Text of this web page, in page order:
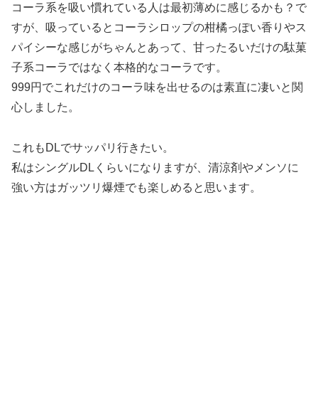
コーラ系を吸い慣れている人は最初薄めに感じるかも？で
すが、吸っているとコーラシロップの柑橘っぽい香りやス
パイシーな感じがちゃんとあって、甘ったるいだけの駄菓
子系コーラではなく本格的なコーラです。
999円でこれだけのコーラ味を出せるのは素直に凄いと関
心しました。
これもDLでサッパリ行きたい。
私はシングルDLくらいになりますが、清涼剤やメンソに
強い方はガッツリ爆煙でも楽しめると思います。